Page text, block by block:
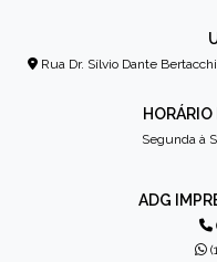
Rua Dr. Sílvio Dante
Segunda à
ADG